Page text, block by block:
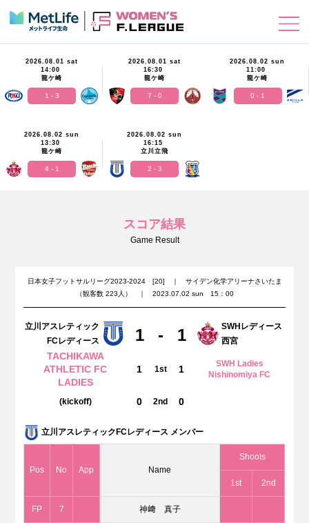
2026.08.01 sat
14:00
龍ケ崎
1 - 3
2026.08.01 sat
16:30
龍ケ崎
7 - 0
2026.08.02 sun
11:00
龍ケ崎
0 - 1
2026.08.02 sun
13:30
龍ケ崎
4 - 1
2026.08.02 sun
16:15
立川立飛
2 - 3
スコア結果
Game Result
日本女子フットサルリーグ2023-2024 [20] ｜ サイデン化学アリーナさいたま
（観客数 223人） ｜ 2023.07.02 sun 15：00
立川アスレティック
FCレディース
1 - 1
SWHレディース
西宮
TACHIKAWA
ATHLETIC FC
LADIES
1 1st 1
SWH Ladies
Nishinomiya FC
(kickoff) 0 2nd 0
立川アスレティックFCレディース メンバー
Pos No App Name
Shoots
1st 2nd
FP 7 神﨑 真子